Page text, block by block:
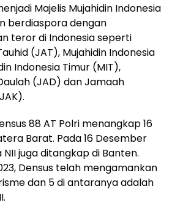
Majelis Mujahidin Indonesia
berdiaspora dengan
teror di Indonesia seperti
(JAT), Mujahidin Indonesia
Indonesia Timur (MIT),
(JAD) dan Jamaah
88 AT Polri menangkap 16
Barat. Pada 16 Desember
juga ditangkap di Banten.
Densus telah mengamankan
dan 5 di antaranya adalah